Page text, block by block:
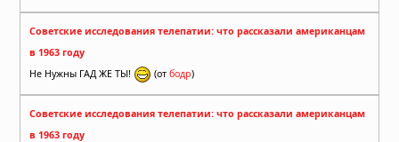
Советские исследования телепатии: что рассказали американцам
в 1963 году
Не Нужны ГАД ЖЕ ТЫ!
(от бодр)
Советские исследования телепатии: что рассказали американцам
в 1963 году